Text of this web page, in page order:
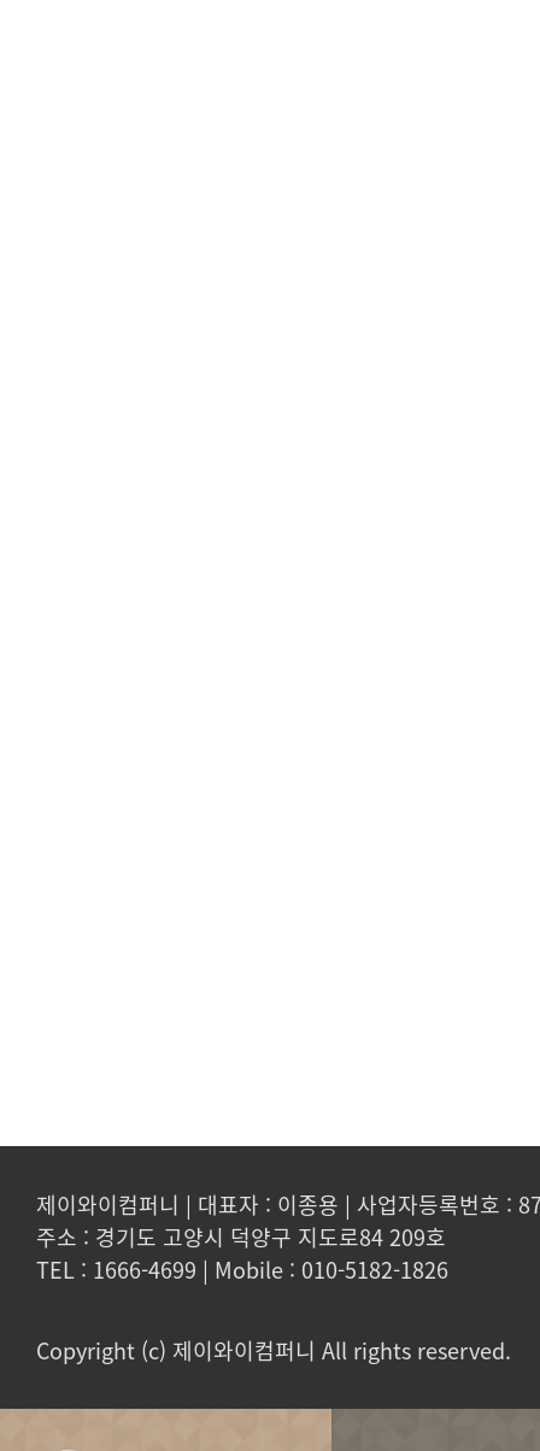
제이와이컴퍼니 | 대표자 : 이종용 | 사업자등록번호 :
주소 : 경기도 고양시 덕양구 지도로84 209호
TEL : 1666-4699 | Mobile : 010-5182-1826
Copyright (c) 제이와이컴퍼니 All rights reserved.